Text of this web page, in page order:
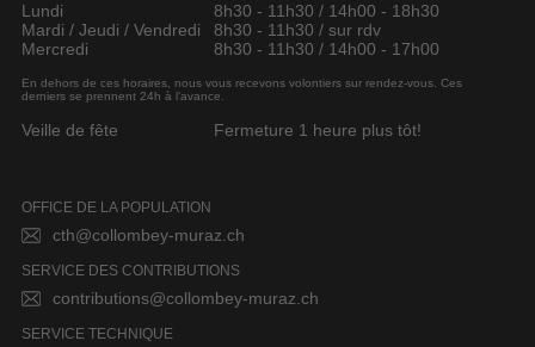
Lundi
8h30 - 11h30 / 14h00 - 18h30
Mardi / Jeudi / Vendredi
8h30 - 11h30 / sur rdv
Mercredi
8h30 - 11h30 / 14h00 - 17h00
En dehors de ces horaires, nous vous recevons volontiers sur rendez-vous. Ces
derniers se prennent 24h à l’avance.
Veille de fête Fermeture 1 heure plus tôt!
OFFICE DE LA POPULATION
cth@collombey-muraz.ch
SERVICE DES CONTRIBUTIONS
contributions@collombey-muraz.ch
SERVICE TECHNIQUE